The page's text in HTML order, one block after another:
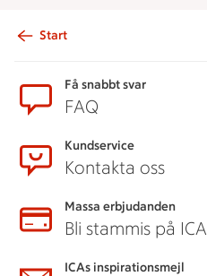
Start
Få snabbt svar
FAQ
Kundservice
Kontakta oss
Massa erbjudanden
Bli stammis på ICA
ICAs inspirationsmejl